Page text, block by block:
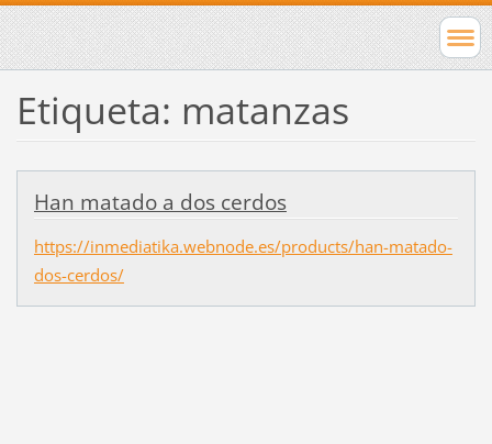
Etiqueta: matanzas
Han matado a dos cerdos
https://inmediatika.webnode.es/products/han-matado-
dos-cerdos/